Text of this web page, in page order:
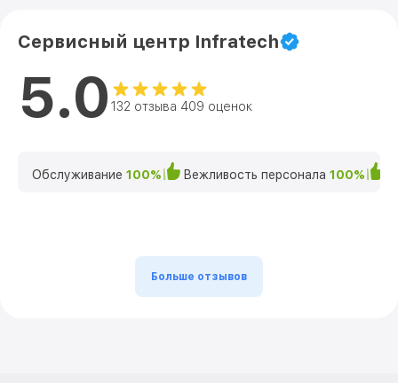
Сервисный центр Infratech
5.0 132 отзыва 409 оценок
Обслуживание 100% Вежливость персонала 100%
Больше отзывов